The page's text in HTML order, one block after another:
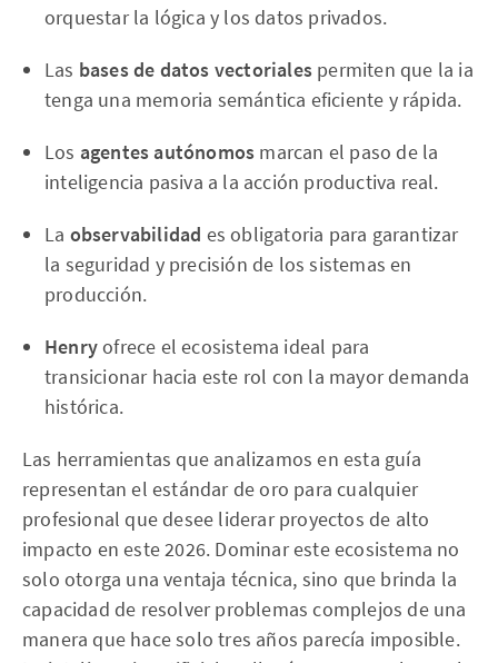
orquestar la lógica y los datos privados.
Las bases de datos vectoriales permiten que la ia
tenga una memoria semántica eficiente y rápida.
Los agentes autónomos marcan el paso de la
inteligencia pasiva a la acción productiva real.
La observabilidad es obligatoria para garantizar
la seguridad y precisión de los sistemas en
producción.
Henryofrece el ecosistema ideal para
transicionar hacia este rol con la mayor demanda
histórica.
Las herramientas que analizamos en esta guía
representan el estándar de oro para cualquier
profesional que desee liderar proyectos de alto
impacto en este 2026. Dominar este ecosistema no
solo otorga una ventaja técnica, sino que brinda la
capacidad de resolver problemas complejos de una
manera que hace solo tres años parecía imposible.